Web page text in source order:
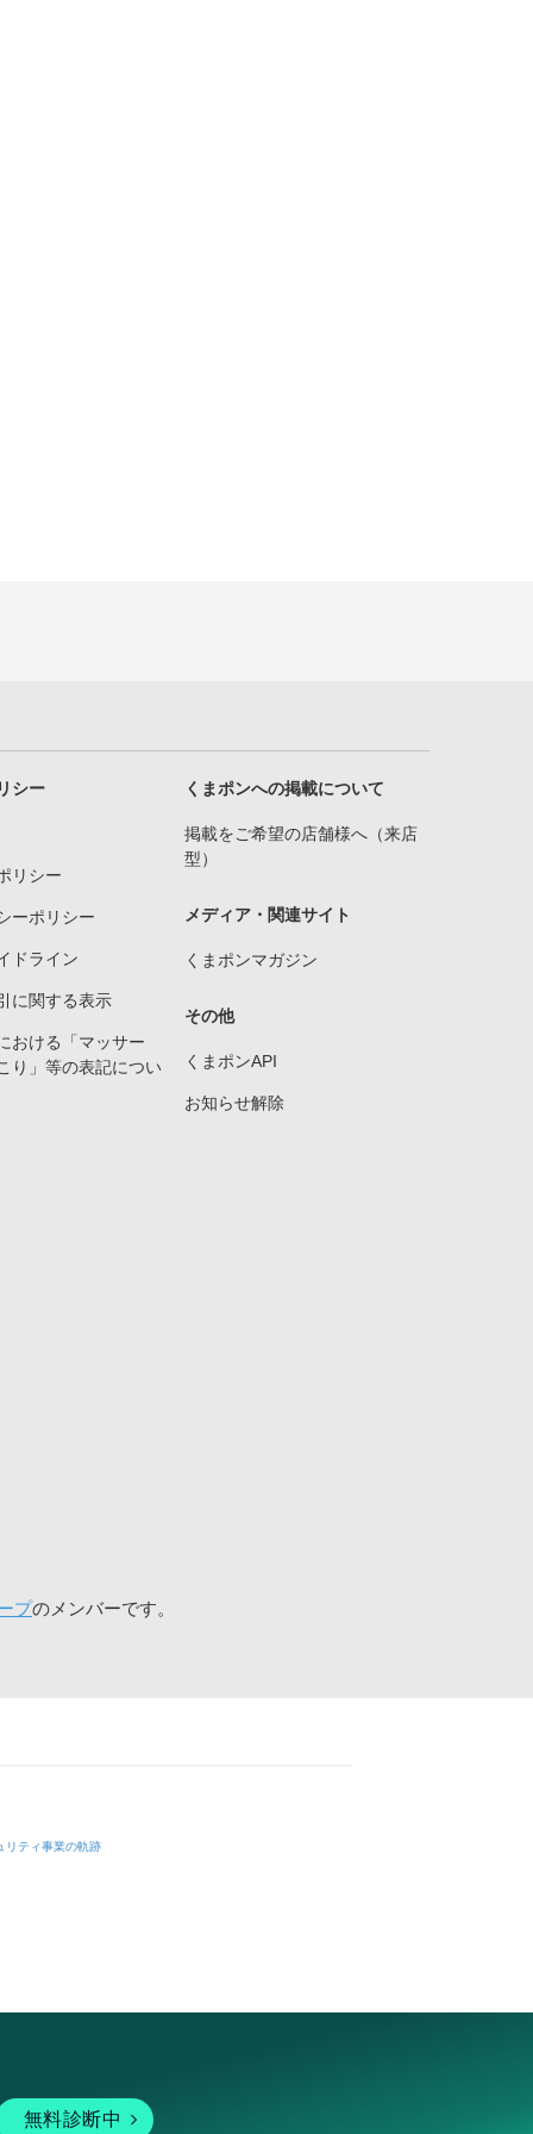
シー
リシー
ーポリシー
ドライン
に関する表示
おける「マッサー
り」等の表記につい
くまポンへの掲載について
掲載をご希望の店舗様へ（来店
型）
メディア・関連サイト
くまポンマガジン
その他
くまポンAPI
お知らせ解除
プのメンバーです。
リティ事業の軌跡
無料診断中